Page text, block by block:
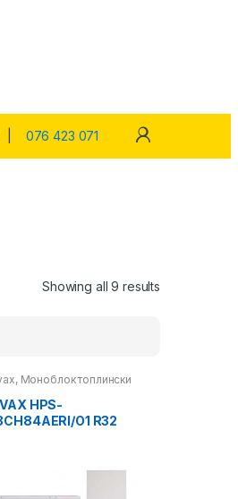
076 423 071
Showing all 9 results
, Моноблок топлински
HPS-
O1 R32